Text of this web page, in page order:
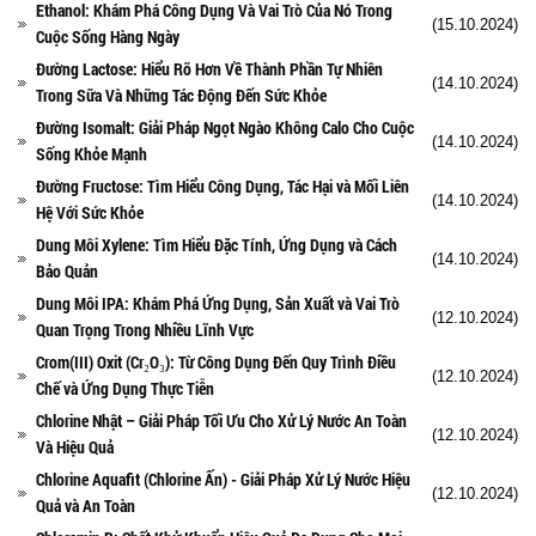
Ethanol: Khám Phá Công Dụng Và Vai Trò Của Nó Trong
Cuộc Sống Hàng Ngày
(15.10.2024)
Đường Lactose: Hiểu Rõ Hơn Về Thành Phần Tự Nhiên
Trong Sữa Và Những Tác Động Đến Sức Khỏe
(14.10.2024)
Đường Isomalt: Giải Pháp Ngọt Ngào Không Calo Cho Cuộc
Sống Khỏe Mạnh
(14.10.2024)
Đường Fructose: Tìm Hiểu Công Dụng, Tác Hại và Mối Liên
Hệ Với Sức Khỏe
(14.10.2024)
Dung Môi Xylene: Tìm Hiểu Đặc Tính, Ứng Dụng và Cách
Bảo Quản
(14.10.2024)
Dung Môi IPA: Khám Phá Ứng Dụng, Sản Xuất và Vai Trò
Quan Trọng Trong Nhiều Lĩnh Vực
(12.10.2024)
Crom(III) Oxit (Cr₂O₃): Từ Công Dụng Đến Quy Trình Điều
Chế và Ứng Dụng Thực Tiễn
(12.10.2024)
Chlorine Nhật – Giải Pháp Tối Ưu Cho Xử Lý Nước An Toàn
Và Hiệu Quả
(12.10.2024)
Chlorine Aquafit (Chlorine Ấn) - Giải Pháp Xử Lý Nước Hiệu
Quả và An Toàn
(12.10.2024)